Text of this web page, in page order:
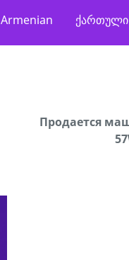
Armenian ქართული
Продается
Продаются